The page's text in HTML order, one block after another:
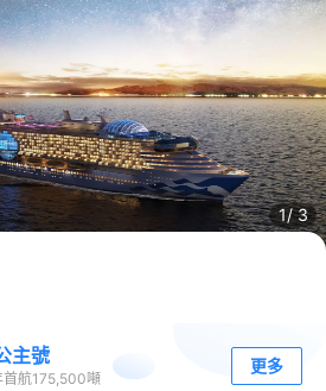
1/3
主號
首航175,500噸
更多